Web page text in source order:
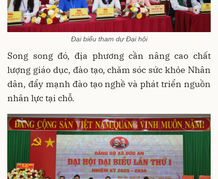
Đại biểu tham dự Đại hội
Song song đó, địa phương cần nâng cao chất
lượng giáo dục, đào tạo, chăm sóc sức khỏe Nhân
dân, đẩy mạnh đào tạo nghề và phát triển nguồn
nhân lực tại chỗ.